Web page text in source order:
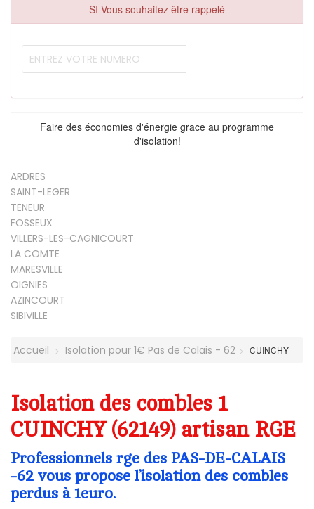
SI Vous souhaitez être rappelé
Faire des économies d'énergie grace au programme
d'isolation!
ARDRES
SAINT-LEGER
TENEUR
FOSSEUX
VILLERS-LES-CAGNICOURT
LA COMTE
MARESVILLE
OIGNIES
AZINCOURT
SIBIVILLE
Accueil Isolation pour 1€ Pas de Calais - 62 CUINCHY
Isolation des combles 1
CUINCHY (62149) artisan RGE
Professionnels rge des PAS-DE-CALAIS
-62 vous propose l’isolation des combles
perdus à 1euro.